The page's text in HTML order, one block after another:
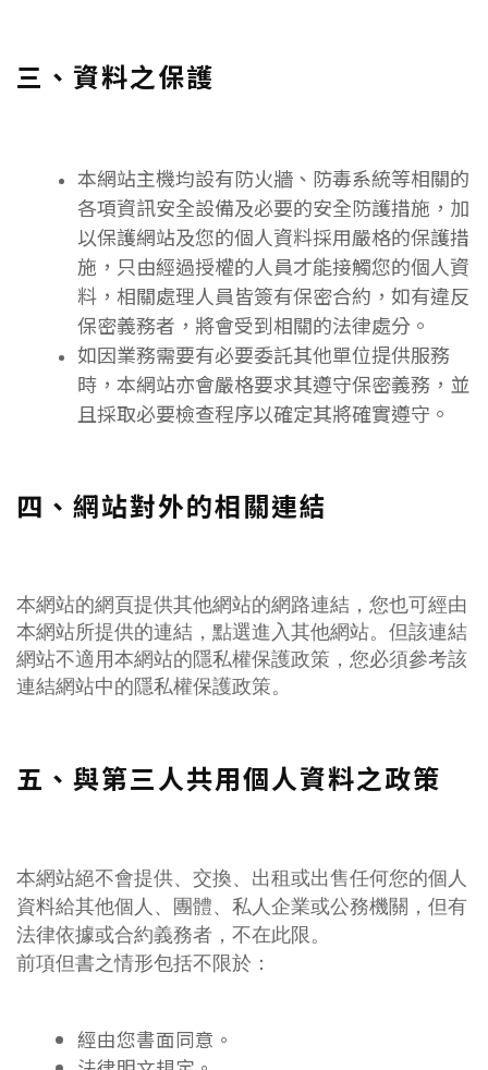
三、資料之保護
本網站主機均設有防火牆、防毒系統等相關的
各項資訊安全設備及必要的安全防護措施，加
以保護網站及您的個人資料採用嚴格的保護措
施，只由經過授權的人員才能接觸您的個人資
料，相關處理人員皆簽有保密合約，如有違反
保密義務者，將會受到相關的法律處分。
如因業務需要有必要委託其他單位提供服務
時，本網站亦會嚴格要求其遵守保密義務，並
且採取必要檢查程序以確定其將確實遵守。
四、網站對外的相關連結
本網站的網頁提供其他網站的網路連結，您也可經由
本網站所提供的連結，點選進入其他網站。但該連結
網站不適用本網站的隱私權保護政策，您必須參考該
連結網站中的隱私權保護政策。
五、與第三人共用個人資料之政策
本網站絕不會提供、交換、出租或出售任何您的個人
資料給其他個人、團體、私人企業或公務機關，但有
法律依據或合約義務者，不在此限。
前項但書之情形包括不限於：
經由您書面同意。